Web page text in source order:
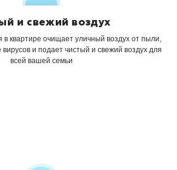
и свежий воздух
в квартире очищает уличный воздух от пыли,
вирусови подает чистый и свежий воздух для
всей вашей семьи